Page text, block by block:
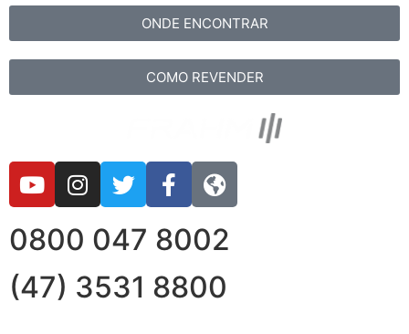
ONDE ENCONTRAR
COMO REVENDER
0800 047 8002
(47) 3531 8800